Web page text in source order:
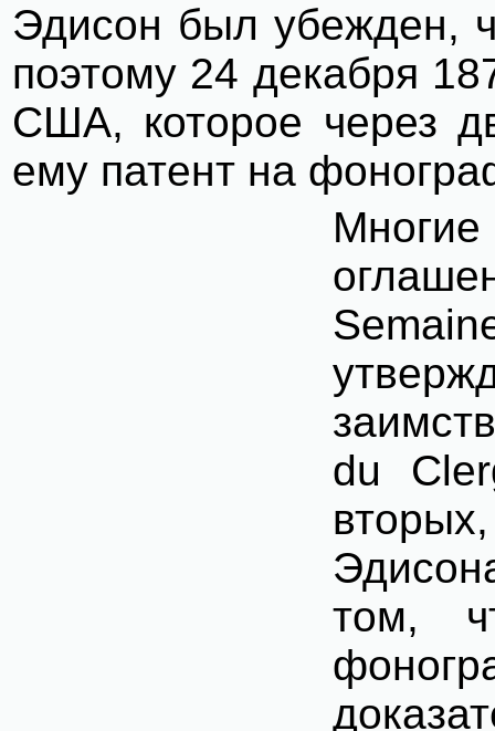
Эдисон был убежден,
поэтому 24 декабря
США, которое через
ему патент на
du
том,